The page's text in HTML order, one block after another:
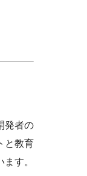
発者の
と教育
す。